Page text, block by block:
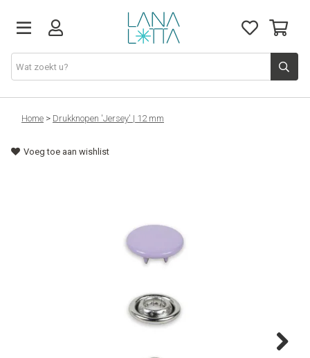
Stoffen
Fournituren
Home > Drukknopen 'Jersey' | 12 mm
Voeg toe aan wishlist